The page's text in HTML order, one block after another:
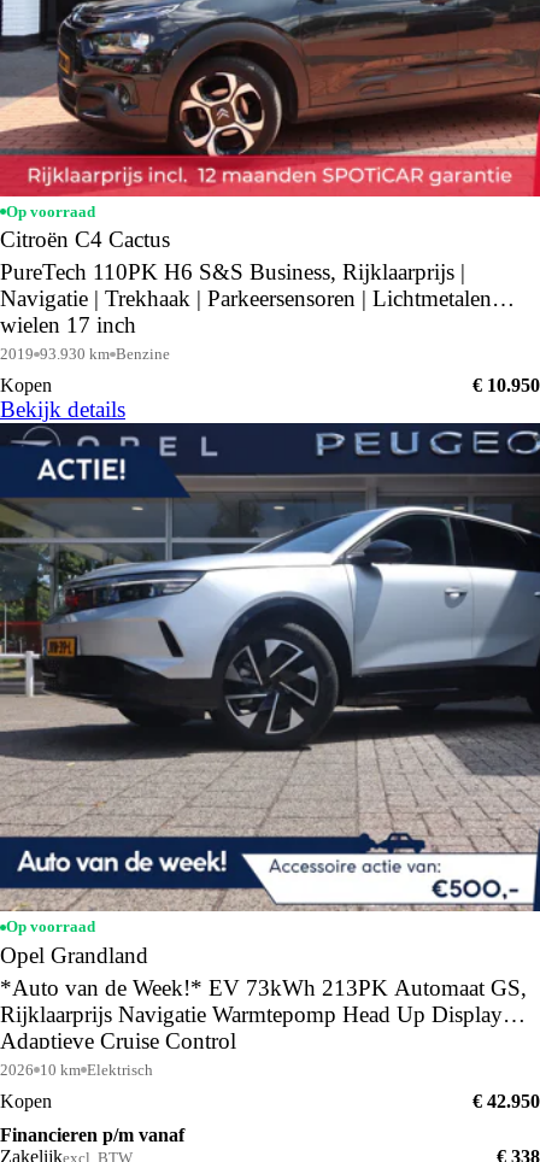
Op voorraad
Citroën C4 Cactus
PureTech 110PK H6 S&S Business, Rijklaarprijs |
Navigatie | Trekhaak | Parkeersensoren | Lichtmetalen
wielen 17 inch
2019 93.930 km Benzine
Kopen € 10.950
Bekijk details
Op voorraad
Opel Grandland
*Auto van de Week!* EV 73kWh 213PK Automaat GS,
Rijklaarprijs Navigatie Warmtepomp Head Up Display
Adaptieve Cruise Control
2026 10 km Elektrisch
Kopen
€ 42.950
Financieren p/m vanaf
Zakelijkexcl. BTW € 338